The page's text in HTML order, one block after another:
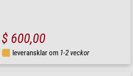
$ 600,00
leveransklar om 1-2 veckor